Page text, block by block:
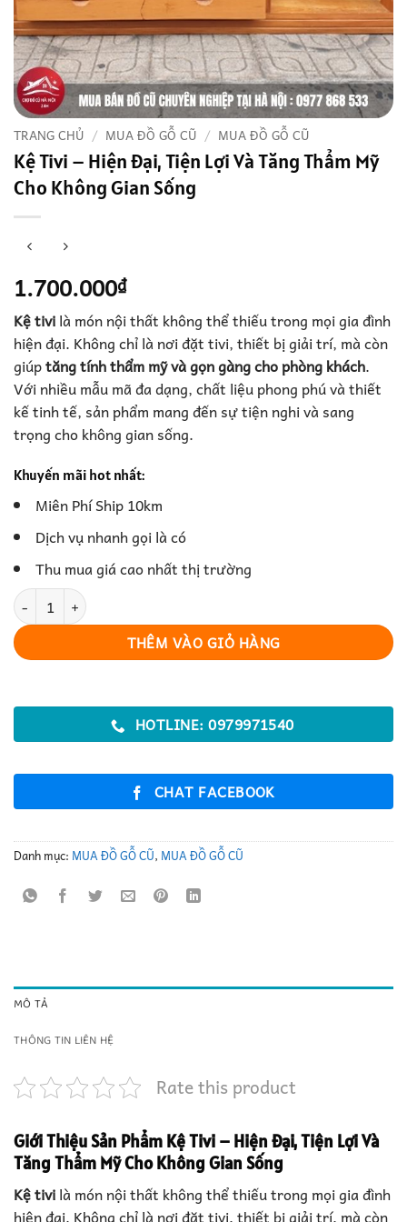
TRANG CHỦ / MUA ĐỒ GỖ CŨ / MUA ĐỒ GỖ CŨ
Kệ Tivi – Hiện Đại, Tiện Lợi Và Tăng Thẩm Mỹ
Cho Không Gian Sống
1.700.000₫
Kệ tivilà món nội thất không thể thiếu trong mọi gia đình
hiện đại. Không chỉ là nơi đặt tivi, thiết bị giải trí, mà còn
giúptăng tính thẩm mỹ và gọn gàng cho phòng khách.
Với nhiều mẫu mã đa dạng, chất liệu phong phú và thiết
kế tinh tế, sản phẩm mang đến sự tiện nghi và sang
trọng cho không gian sống.
Khuyến mãi hot nhất:
Miên Phí Ship 10km
Dịch vụ nhanh gọi là có
Thu mua giá cao nhất thị trường
Kệ Tivi – Hiện Đại, Tiện Lợi Và Tăng Thẩm Mỹ Cho Không Gian
THÊM VÀO GIỎ HÀNG
HOTLINE: 0979971540
CHAT FACEBOOK
Danh mục: MUA ĐỒ GỖ CŨ, MUA ĐỒ GỖ CŨ
MÔ TẢ
THÔNG TIN LIÊN HỆ
Rate this product
Giới Thiệu Sản Phẩm Kệ Tivi – Hiện Đại, Tiện Lợi Và
Tăng Thẩm Mỹ Cho Không Gian Sống
Kệ tivilà món nội thất không thể thiếu trong mọi gia đình
hiện đại. Không chỉ là nơi đặt tivi, thiết bị giải trí, mà còn